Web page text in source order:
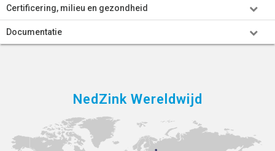
Certificering, milieu en gezondheid
Documentatie
NedZink Wereldwijd